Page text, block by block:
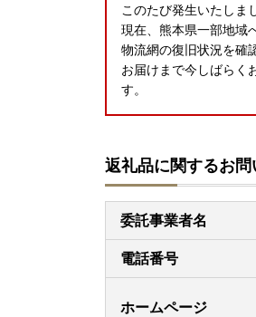
このたび発生いたしま
現在、熊本県一部地域
物流網の復旧状況を確
お届けまで今しばらく
す。
返礼品に関するお
委託事業者名
電話番号
ホームページ